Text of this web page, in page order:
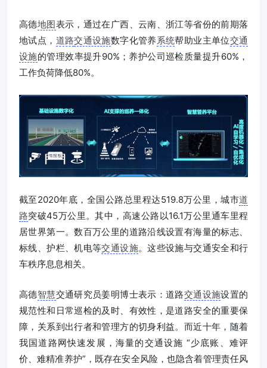
高德地图表示，通过在广西、云南、浙江等省份的前期落
地试点， 道路交通设施数字化管养系统帮助业主单位交通
设施的管理效率提升90%；养护公司巡检质量提升60%，
工作负荷降低80%。
截至2020年底，全国公路总里程达519.8万公里，城市道
路突破45万公里。其中，高速公路以16.1万公里通车里程
居世界第一。数百万公里的道路沿线设置有海量的标志、
标线、护栏、机电等交通设施。这些设施与交通安全和行
车秩序息息相关。
高德智慧交通研究员姜明博士表示：道路交通设施设置的
规范性和日常巡检的及时、有效性，是道路安全的重要保
障，关系到出行者和管理方的切身利益。而近十年，随着
我国道路网快速发展，海量的交通设施 “少底账、难评
价、难精准养护”，既存在安全风险，也隐含着管理责任风